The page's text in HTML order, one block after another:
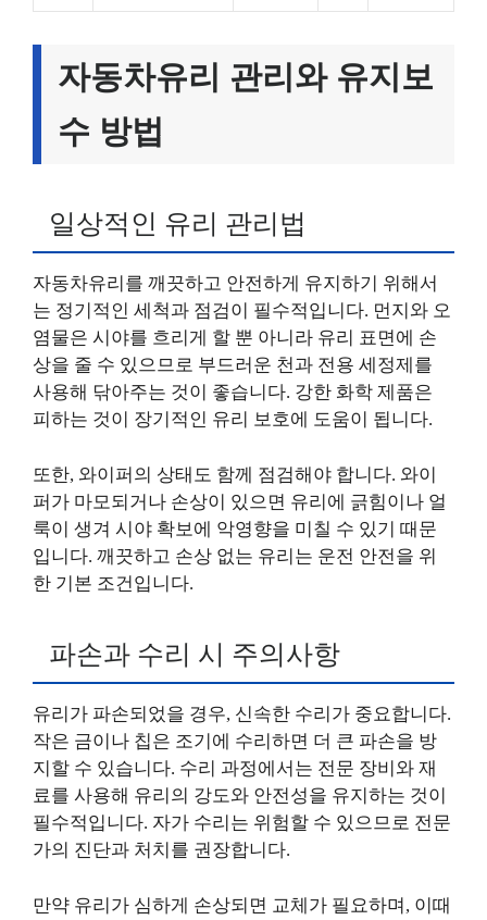
자동차유리 관리와 유지보
수 방법
일상적인 유리 관리법
자동차유리를 깨끗하고 안전하게 유지하기 위해서
는 정기적인 세척과 점검이 필수적입니다. 먼지와 오
염물은 시야를 흐리게 할 뿐 아니라 유리 표면에 손
상을 줄 수 있으므로 부드러운 천과 전용 세정제를
사용해 닦아주는 것이 좋습니다. 강한 화학 제품은
피하는 것이 장기적인 유리 보호에 도움이 됩니다.
또한, 와이퍼의 상태도 함께 점검해야 합니다. 와이
퍼가 마모되거나 손상이 있으면 유리에 긁힘이나 얼
룩이 생겨 시야 확보에 악영향을 미칠 수 있기 때문
입니다. 깨끗하고 손상 없는 유리는 운전 안전을 위
한 기본 조건입니다.
파손과 수리 시 주의사항
유리가 파손되었을 경우, 신속한 수리가 중요합니다.
작은 금이나 칩은 조기에 수리하면 더 큰 파손을 방
지할 수 있습니다. 수리 과정에서는 전문 장비와 재
료를 사용해 유리의 강도와 안전성을 유지하는 것이
필수적입니다. 자가 수리는 위험할 수 있으므로 전문
가의 진단과 처치를 권장합니다.
만약 유리가 심하게 손상되면 교체가 필요하며, 이때